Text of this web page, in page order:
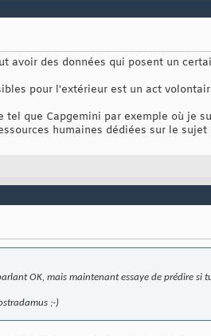
avoir des données qui posent un
pour l'extérieur est un act
tel que Capgemini par exemple où je
humaines dédiées sur le
OK, mais maintenant essaye de prédire si
;-)